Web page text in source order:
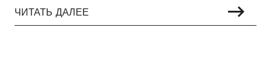
ЧИТАТЬ ДАЛЕЕ